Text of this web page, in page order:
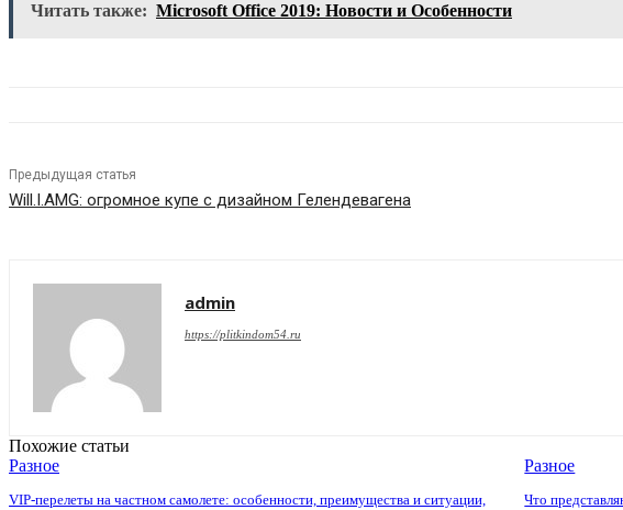
Читать также: Microsoft Office 2019: Новости и Особенности
Предыдущая статья
Will.I.AMG: огромное купе с дизайном Гелендевагена
admin
https://plitkindom54.ru
Похожие статьи
Разное
VIP-перелеты на частном самолете: особенности, преимущества и ситуации,
Разное
Что